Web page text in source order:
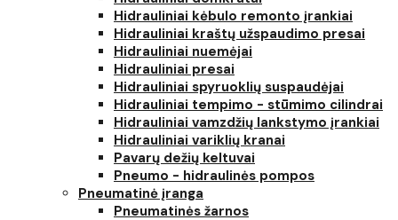
Hidrauliniai kėbulo remonto įrankiai
Hidrauliniai kraštų užspaudimo presai
Hidrauliniai nuemėjai
Hidrauliniai presai
Hidrauliniai spyruoklių suspaudėjai
Hidrauliniai tempimo - stūmimo cilindrai
Hidrauliniai vamzdžių lankstymo įrankiai
Hidrauliniai variklių kranai
Pavarų dežių keltuvai
Pneumo - hidraulinės pompos
Pneumatinė įranga
Pneumatinės žarnos